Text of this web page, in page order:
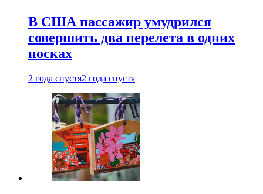
В США пассажир умудрился
совершить два перелета в одних
носках
2 года спустя2 года спустя